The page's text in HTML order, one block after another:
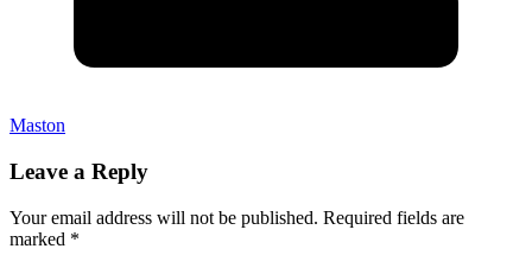
Maston
Leave a Reply
Your email address will not be published. Required fields are
marked *